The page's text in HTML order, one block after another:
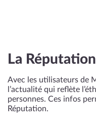
La
Avec les utilisateurs de
l’actualité qui reflète
personnes. Ces infos
Réputation.